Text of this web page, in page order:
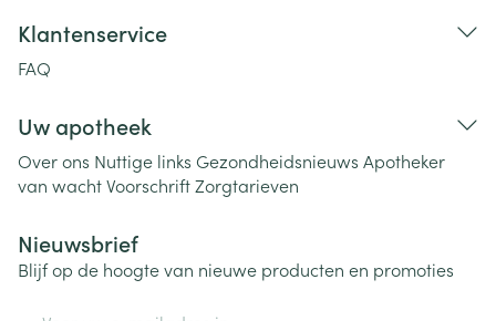
Klantenservice
FAQ
Uw apotheek
Over ons Nuttige links Gezondheidsnieuws Apotheker
van wachtVoorschriftZorgtarieven
Nieuwsbrief
Blijf op de hoogte van nieuwe producten en promoties